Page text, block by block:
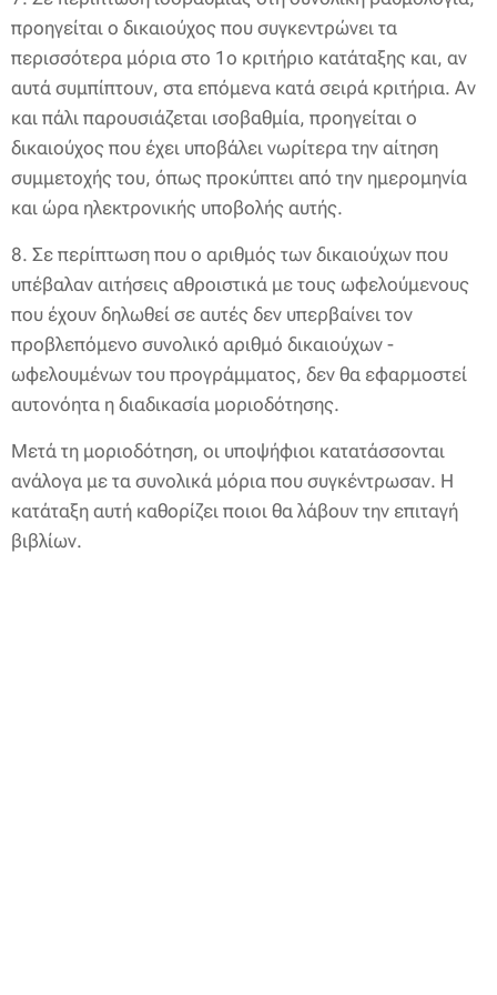
προηγείται ο δικαιούχος που συγκεντρώνει τα
περισσότερα μόρια στο 1ο κριτήριο κατάταξης και, αν
αυτά συμπίπτουν, στα επόμενα κατά σειρά κριτήρια. Αν
και πάλι παρουσιάζεται ισοβαθμία, προηγείται ο
δικαιούχος που έχει υποβάλει νωρίτερα την αίτηση
συμμετοχής του, όπως προκύπτει από την ημερομηνία
και ώρα ηλεκτρονικής υποβολής αυτής.
8. Σε περίπτωση που ο αριθμός των δικαιούχων που
υπέβαλαν αιτήσεις αθροιστικά με τους ωφελούμενους
που έχουν δηλωθεί σε αυτές δεν υπερβαίνει τον
προβλεπόμενο συνολικό αριθμό δικαιούχων -
ωφελουμένων του προγράμματος, δεν θα εφαρμοστεί
αυτονόητα η διαδικασία μοριοδότησης.
Μετά τη μοριοδότηση, οι υποψήφιοι κατατάσσονται
ανάλογα με τα συνολικά μόρια που συγκέντρωσαν. Η
κατάταξη αυτή καθορίζει ποιοι θα λάβουν την επιταγή
βιβλίων.